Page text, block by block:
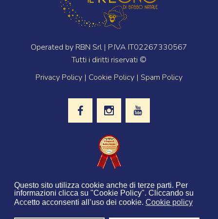
Questo sito utilizza cookie anche di terze parti. Per
informazioni clicca su "Cookie Policy". Cliccando su
Accetto acconsenti all’uso dei cookie. Cookie policy
Operated by RBN Srl | P.IVA IT02267330567
Tutti i diritti riservati ©
Privacy Policy | Cookie Policy | Spam Policy
La casa editrice internazionaleTwinkl
ha selezionato il Regno di Babbo Natale
come migliore attrazione per lefamiglie con bambini